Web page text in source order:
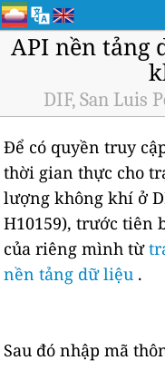
API nền tảng
DIF, San Luis
Để có quyền truy
thời gian thực cho
lượng không khí ở
H10159), trước tiên
của riêng mình từ
nền tảng dữ liệu .
Sau đó nhập mã